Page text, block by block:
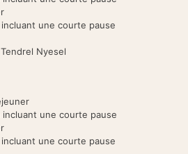
une courte pause
Nyesel
une courte pause
une courte pause